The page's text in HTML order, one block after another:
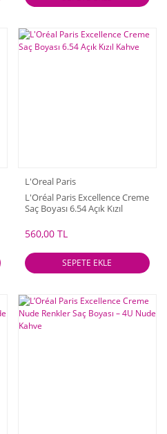
L'Oreal Paris
L'Oréal Paris Excellence Creme
Saç Boyası 6.54 Açık Kızıl
560,00 TL
SEPETE EKLE